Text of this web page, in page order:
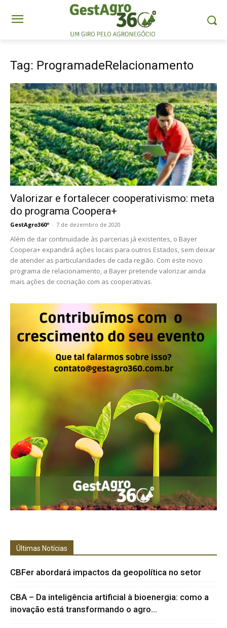
Tag: ProgramadeRelacionamento
Valorizar e fortalecer cooperativismo: meta
do programa Coopera+
GestAgro360º - 7 de dezembro de 2020
Além de dar continuidade às parcerias já existentes, o Bayer
Coopera+ expandirá ações locais para outros Estados, sem deixar
de atender as particularidades de cada região. Com este novo
programa de relacionamento, a Bayer pretende valorizar ainda
mais ações de cocriação com as cooperativas.
Últimas Notícias
CBFer abordará impactos da geopolítica no setor
CBA – Da inteligência artificial à bioenergia: como a
inovação está transformando o agro...